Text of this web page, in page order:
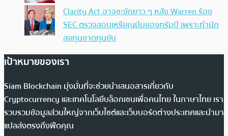
Clarity Act อาจชะงักยาว ๆ หลัง Warren ร้อง
SEC ตรวจสอบเหรียญมีมของทรัมป์ เพราะทำนัก
ลงทุนขาดทุนยับ
เป้าหมายของเรา
Siam Blockchain มุ่งมั่นที่จะช่วยนำเสนอสารเกี่ยวกับ
Cryptocurrency และเทคโนโลยีบล็อกเชนเพื่อคนไทย ในภาษาไทย เรา
รวบรวมข้อมูลส่วนใหญ่จากเว็บไซต์และเว็บบอร์ดต่างประเทศและนำมา
แปลส่งตรงถึงฟีดคุณ